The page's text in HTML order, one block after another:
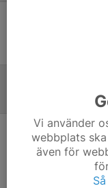
Vi använder
webbplats
även för